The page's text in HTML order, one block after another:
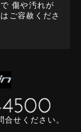
傷や汚れが
ご容赦くださ
せください。